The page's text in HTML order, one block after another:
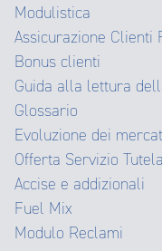
Modulistica
Assicurazione Clienti
Bonus clienti
Guida alla lettura
Glossario
Evoluzione dei
Offerta Servizio
Accise e addizionali
Fuel Mix
Modulo Reclami